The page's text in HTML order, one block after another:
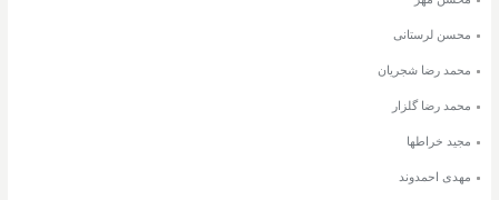
محسن لرستانی
محمد رضا شجریان
محمد رضا گلزار
مجید خراطها
مهدی احمدوند